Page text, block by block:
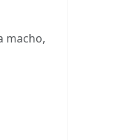
macho,